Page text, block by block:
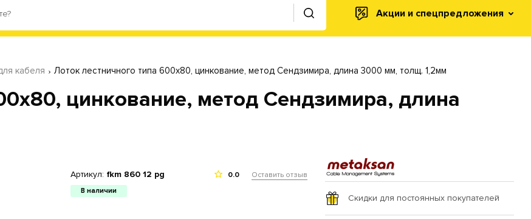
Акции и спецпредложения
кабеля Лоток лестничного типа 600х80, цинкование, метод Сендзимира, длина 3000 мм, толщ. 1,2мм
цинкование, метод Сендзимира, длина
Артикул: fkm 860 12 pg
В наличии
0.0 Оставить отзыв
Скидки для постоянных покупателей